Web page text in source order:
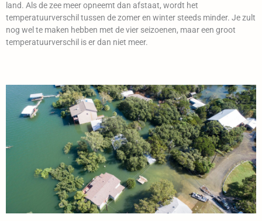
land. Als de zee meer opneemt dan afstaat, wordt het
temperatuurverschil tussen de zomer en winter steeds minder. Je zult
nog wel te maken hebben met de vier seizoenen, maar een groot
temperatuurverschil is er dan niet meer.